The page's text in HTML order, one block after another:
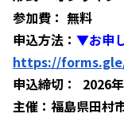
参加費： 無料
申込方法： ▼お申
https://forms.gle/
申込締切： 2026
主催：福島県田村